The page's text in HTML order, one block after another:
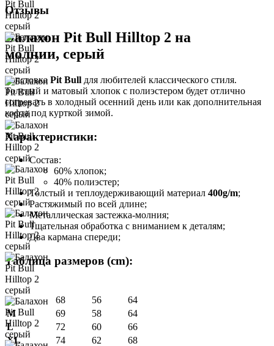
Отзывы
Балахон Pit Bull Hilltop 2 на
молнии, серый
Толстовка Pit Bull для любителей классического стиля.
Толстый и матовый хлопок с полиэстером будет отлично
согревать в холодный осенний день или как дополнительная
кофта под курткой зимой.
Характеристики:
Состав:
60% хлопок;
40% полиэстер;
Толстый и теплоудерживающий материал 400g/m;
Растяжимый по всей длине;
Металлическая застежка-молния;
Тщательная обработка с вниманием к деталям;
Два кармана спереди;
Таблица размеров (cm):
S 68 56
64
M
69 58
64
L
72 60
66
XL
74 62 68